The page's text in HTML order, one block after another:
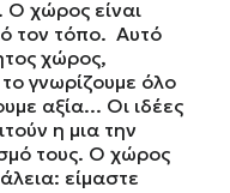
Ο χώρος είναι
τον τόπο. Αυτό
χώρος,
γνωρίζουμε όλο
αξία... Οι ιδέες
η μια την
τους. Ο χώρος
είμαστε